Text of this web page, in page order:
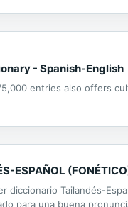
- Spanish-English
entries also offers
ESPAÑOL
diccionario Tailandés-
para una buena